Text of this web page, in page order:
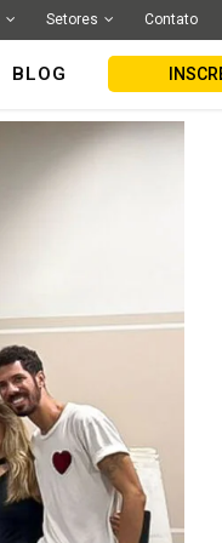
Setores Contato
BLOG